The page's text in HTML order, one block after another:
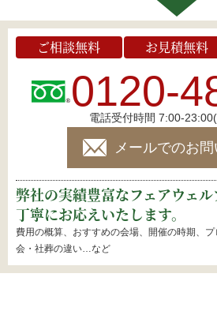
ご相談無料 お見積無料
0120-
電話受付時間 7:00-
メールでのお
弊社の実績豊富なフェアウェ
丁寧にお応えいたします。
費用の概算、おすすめの会場、開催の時期、
会・社葬の違い…など